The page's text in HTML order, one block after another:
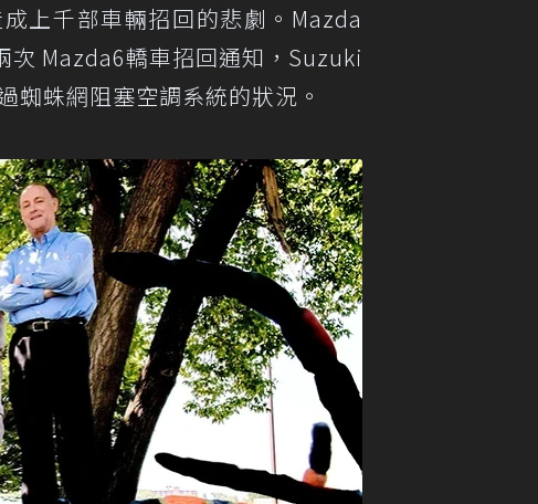
上千部車輛招回的悲劇。Mazda
次 Mazda6轎車招回通知，Suzuki
蜘蛛網阻塞空調系統的狀況。